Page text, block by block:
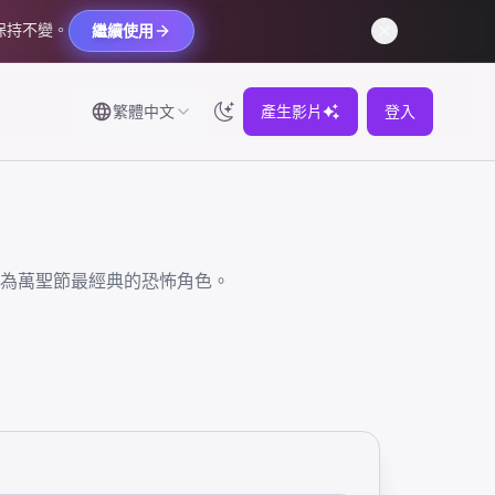
不變。 繼續使用
繁體中文 產生影片 登入
萬聖節最經典的恐怖角色。